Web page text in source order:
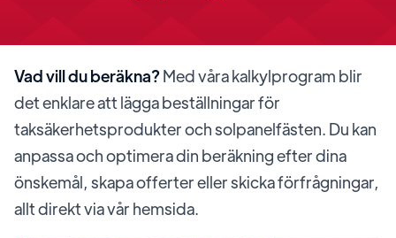
Vad vill du beräkna?Med våra kalkylprogram blir
det enklare att lägga beställningar för
taksäkerhetsprodukter och solpanelfästen. Du kan
anpassa och optimera din beräkning efter dina
önskemål, skapa offerter eller skicka förfrågningar,
allt direkt via vår hemsida.